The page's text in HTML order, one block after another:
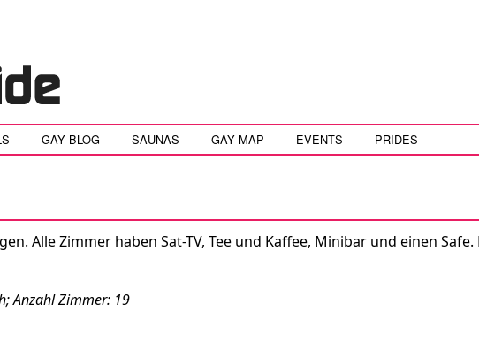
GAY BLOG SAUNAS GAY MAP EVENTS PRIDES
Alle Zimmer haben Sat-TV, Tee und Kaffee, Minibar und einen Safe.
Anzahl Zimmer: 19